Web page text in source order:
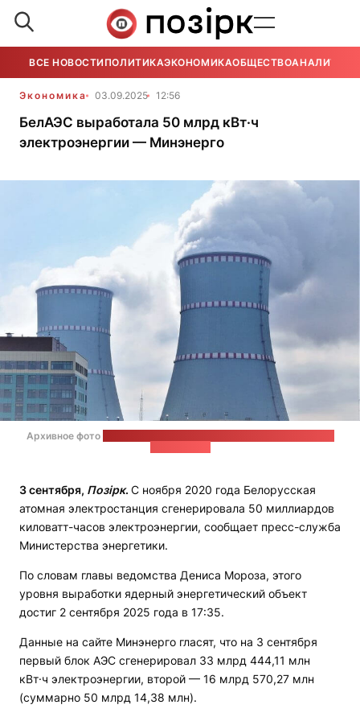
ВСЕ НОВОСТИ ПОЛИТИКАЭКОНОМИКАОБЩЕСТВОАНАЛИТИКА
Экономика 03.09.2025 12:56
БелАЭС выработала 50 млрд кВт·ч
электроэнергии — Минэнерго
Архивное фото
3 сентября, Позірк. С ноября 2020 года Белорусская
атомная электростанция сгенерировала 50 миллиардов
киловатт-часов электроэнергии, сообщает пресс-служба
Министерства энергетики.
По словам главы ведомства Дениса Мороза, этого
уровня выработки ядерный энергетический объект
достиг 2 сентября 2025 года в 17:35.
Данные на сайте Минэнерго гласят, что на 3 сентября
первый блок АЭС сгенерировал 33 млрд 444,11 млн
кВт·ч электроэнергии, второй — 16 млрд 570,27 млн
(суммарно 50 млрд 14,38 млн).